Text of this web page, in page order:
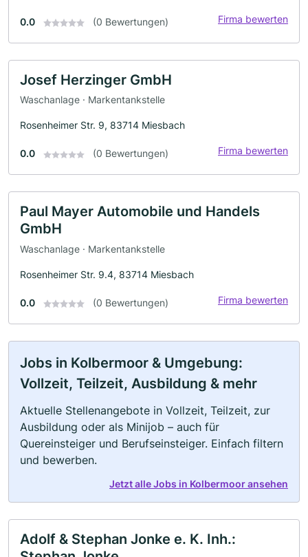
0.0 (0 Bewertungen) Firma bewerten
Josef Herzinger GmbH
Waschanlage · Markentankstelle
Rosenheimer Str. 9, 83714 Miesbach
0.0 (0 Bewertungen) Firma bewerten
Paul Mayer Automobile und Handels
GmbH
Waschanlage · Markentankstelle
Rosenheimer Str. 9.4, 83714 Miesbach
0.0 (0 Bewertungen) Firma bewerten
Jobs in Kolbermoor & Umgebung:
Vollzeit, Teilzeit, Ausbildung & mehr
Aktuelle Stellenangebote in Vollzeit, Teilzeit, zur
Ausbildung oder als Minijob – auch für
Quereinsteiger und Berufseinsteiger. Einfach filtern
und bewerben.
Jetzt alle Jobs in Kolbermoor ansehen
Adolf & Stephan Jonke e. K. Inh.: